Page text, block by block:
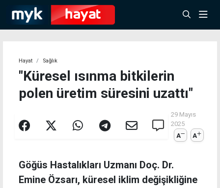
Hayat Sağlık
"Küresel ısınma bitkilerin
polen üretim süresini uzattı"
29 Mayıs
2025
A
A
Göğüs Hastalıkları Uzmanı Doç. Dr.
Emine Özsarı, küresel iklim değişikliğine